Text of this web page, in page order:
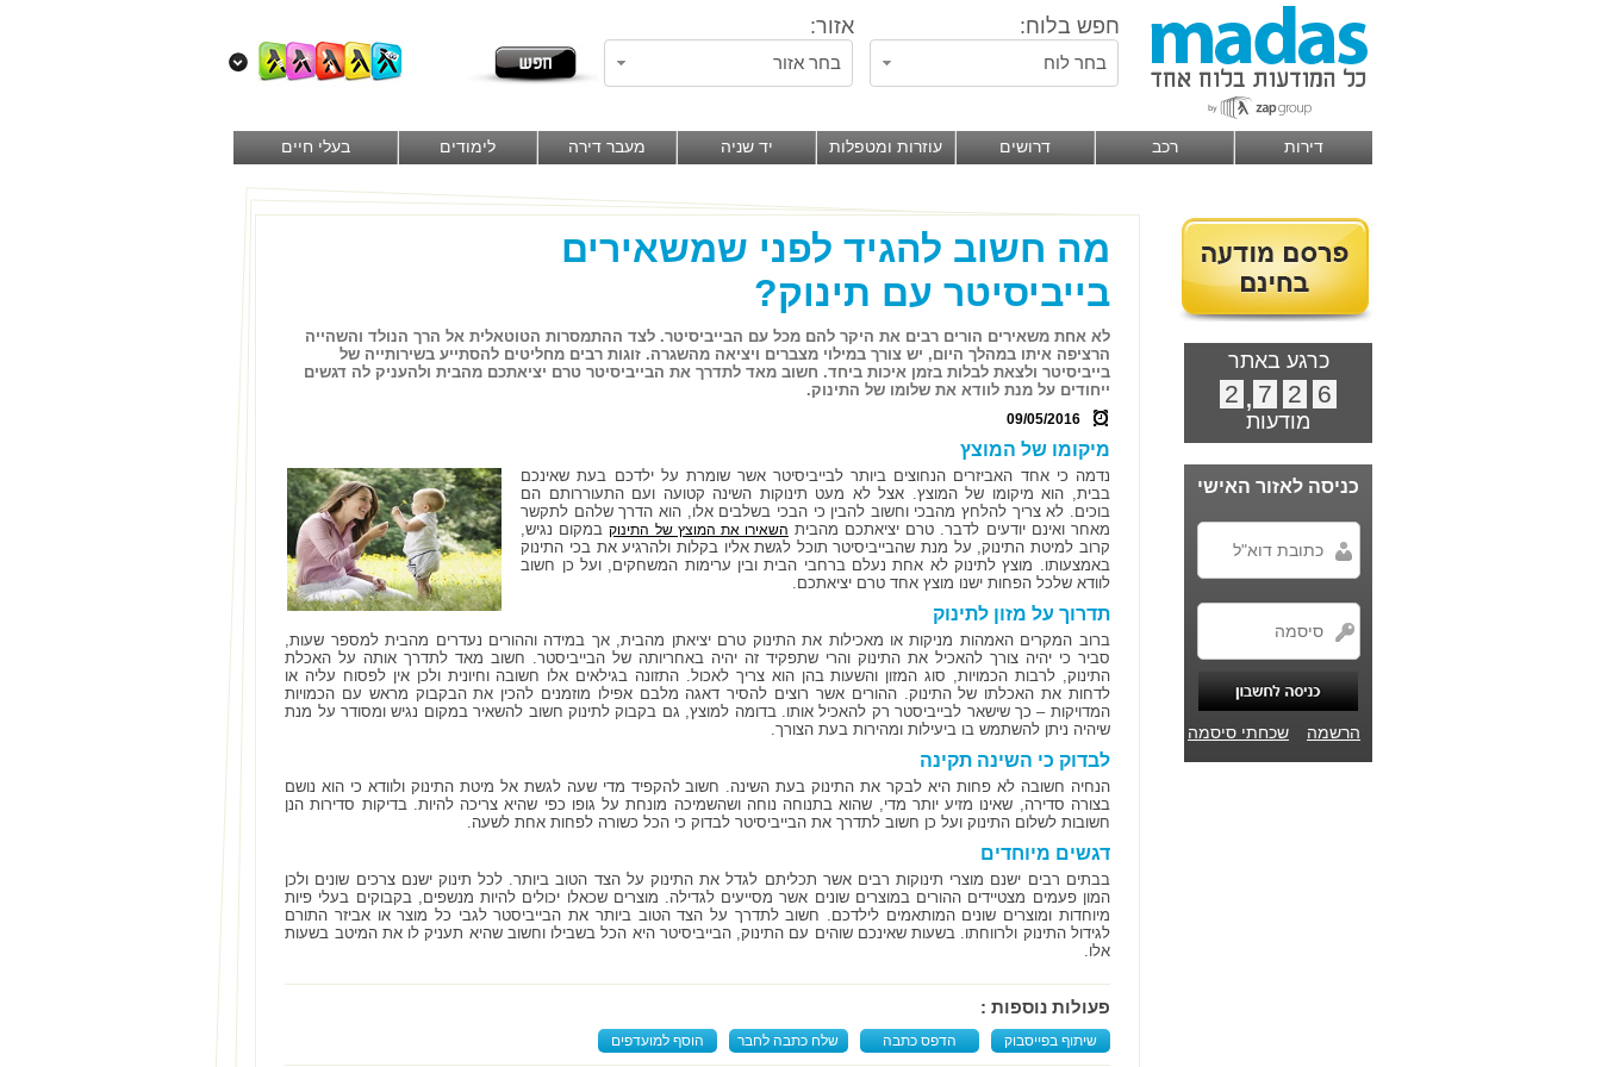
חפש בלוח: אזור:
בחר לוח בחר אזור
דירות רכב דרושים עוזרות ומטפלות יד שניה מעבר דירה לימודים בעלי חיים
כרגע באתר
6
2
7
,
2
מודעות
כניסה לאזור האישי
הרשמה שכחתי סיסמה
מה חשוב להגיד לפני שמשאירים
בייביסיטר עם תינוק?
לא אחת משאירים הורים רבים את היקר להם מכל עם הבייביסיטר. לצד ההתמסרות הטוטאלית אל הרך הנולד והשהייה
הרציפה איתו במהלך היום, יש צורך במילוי מצברים ויציאה מהשגרה. זוגות רבים מחליטים להסתייע בשירותייה של
בייביסיטר ולצאת לבלות בזמן איכות ביחד. חשוב מאד לתדרך את הבייביסיטר טרם יציאתכם מהבית ולהעניק לה דגשים
ייחודים על מנת לוודא את שלומו של התינוק.
09/05/2016
מיקומו של המוצץ
נדמה כי אחד האביזרים הנחוצים ביותר לבייביסיטר אשר שומרת על ילדכם בעת שאינכם
בבית, הוא מיקומו של המוצץ. אצל לא מעט תינוקות השינה קטועה ועם התעוררותם הם
בוכים. לא צריך להלחץ מהבכי וחשוב להבין כי הבכי בשלבים אלו, הוא הדרך שלהם לתקשר
מאחר ואינם יודעים לדבר. טרם יציאתכם מהבית השאירו את המוצץ של התינוקבמקום נגיש,
קרוב למיטת התינוק, על מנת שהבייביסיטר תוכל לגשת אליו בקלות ולהרגיע את בכי התינוק
באמצעותו. מוצץ לתינוק לא אחת נעלם ברחבי הבית ובין ערימות המשחקים, ועל כן חשוב
לוודא שלכל הפחות ישנו מוצץ אחד טרם יציאתכם.
תדרוך על מזון לתינוק
ברוב המקרים האמהות מניקות או מאכילות את התינוק טרם יציאתן מהבית, אך במידה וההורים נעדרים מהבית למספר שעות,
סביר כי יהיה צורך להאכיל את התינוק והרי שתפקיד זה יהיה באחריותה של הבייביסטר. חשוב מאד לתדרך אותה על האכלת
התינוק, לרבות הכמויות, סוג המזון והשעות בהן הוא צריך לאכול. התזונה בגילאים אלו חשובה וחיונית ולכן אין לפסוח עליה או
לדחות את האכלתו של התינוק. ההורים אשר רוצים להסיר דאגה מלבם אפילו מוזמנים להכין את הבקבוק מראש עם הכמויות
המדויקות – כך שישאר לבייביסטר רק להאכיל אותו. בדומה למוצץ, גם בקבוק לתינוק חשוב להשאיר במקום נגיש ומסודר על מנת
שיהיה ניתן להשתמש בו ביעילות ומהירות בעת הצורך.
לבדוק כי השינה תקינה
הנחיה חשובה לא פחות היא לבקר את התינוק בעת השינה. חשוב להקפיד מדי שעה לגשת אל מיטת התינוק ולוודא כי הוא נושם
בצורה סדירה, שאינו מזיע יותר מדי, שהוא בתנוחה נוחה ושהשמיכה מונחת על גופו כפי שהיא צריכה להיות. בדיקות סדירות הנן
חשובות לשלום התינוק ועל כן חשוב לתדרך את הבייביסיטר לבדוק כי הכל כשורה לפחות אחת לשעה.
דגשים מיוחדים
בבתים רבים ישנם מוצרי תינוקות רבים אשר תכליתם לגדל את התינוק על הצד הטוב ביותר. לכל תינוק ישנם צרכים שונים ולכן
המון פעמים מצטיידים ההורים במוצרים שונים אשר מסייעים לגדילה. מוצרים שכאלו יכולים להיות מנשפים, בקבוקים בעלי פיות
מיוחדות ומוצרים שונים המותאמים לילדכם. חשוב לתדרך על הצד הטוב ביותר את הבייביסטר לגבי כל מוצר או אביזר התורם
לגידול התינוק ולרווחתו. בשעות שאינכם שוהים עם התינוק, הבייביסיטר היא הכל בשבילו וחשוב שהיא תעניק לו את המיטב בשעות
אלו.
פעולות נוספות :
שיתוף בפייסבוק הדפס כתבה שלח כתבה לחבר הוסף למועדפים